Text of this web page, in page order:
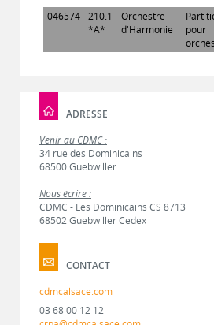
046574 210.1
*A*
Orchestre
d'Harmonie
pour
ADRESSE
Venir au CDMC :
34 rue des Dominicains
68500 Guebwiller
Nous écrire :
CDMC - Les Dominicains CS 8713
68502 Guebwiller Cedex
CONTACT
cdmcalsace.com
03 68 00 12 12